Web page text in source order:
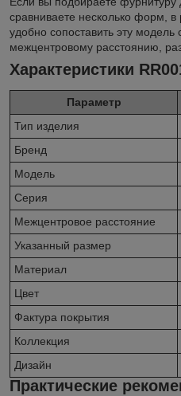
сравниваете несколько форм, в
удобно сопоставить эту
межцентровому расстоянию,
Характеристики
Параметр
Тип изделия
Бренд
Модель
Серия
Межцентровое расстояние
Указанный размер
Материал
Цвет
Фактура покрытия
Коллекция
Дизайн
Практические